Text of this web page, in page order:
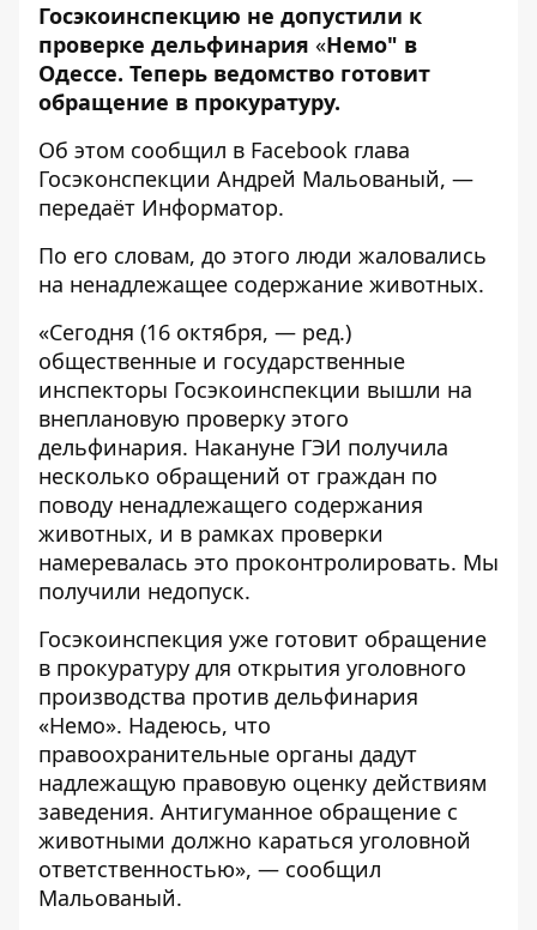
Госэкоинспекцию не допустили к
проверке дельфинария «Немо" в
Одессе. Теперь ведомство готовит
обращение в прокуратуру.
Об этом сообщил в Facebook глава
Госэконспекции Андрей Мальованый, —
передаёт Информатор.
По его словам, до этого люди жаловались
на ненадлежащее содержание животных.
«Сегодня (16 октября, — ред.)
общественные и государственные
инспекторы Госэкоинспекции вышли на
внеплановую проверку этого
дельфинария. Накануне ГЭИ получила
несколько обращений от граждан по
поводу ненадлежащего содержания
животных, и в рамках проверки
намеревалась это проконтролировать. Мы
получили недопуск.
Госэкоинспекция уже готовит обращение
в прокуратуру для открытия уголовного
производства против дельфинария
«Немо». Надеюсь, что
правоохранительные органы дадут
надлежащую правовую оценку действиям
заведения. Антигуманное обращение с
животными должно караться уголовной
ответственностью», — сообщил
Мальованый.